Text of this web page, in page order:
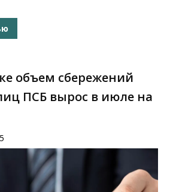
объем сбережений
ПСБ вырос в июле на